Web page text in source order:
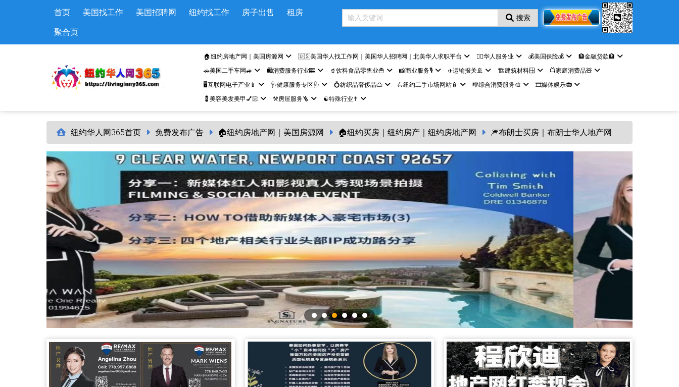
首页 美国找工作 美国招聘网 纽约找工作 房子出售 租房
聚合页
搜索
🏠纽约房地产网｜美国房源网 🇺🇸美国华人找工作网｜美国华人招聘网｜北美华人求职平台 🤵‍♀️华人服务业 💰美国保险💰
🏦金融贷款🏦
🚗美国二手车网🚙
🛍️消费服务行业🎰 🥤饮料食品零售业🍟 📸商业服务🎙️ ✈️运输报关🚢 🏗️建筑材料🪟
📺家庭消费品🧸
🖥️互联网电子产业📱
🩺健康服务专区🩺 💍纺织品奢侈品👜 🛴纽约二手市场网站🧴 🎼综合消费服务🎨
🎞️媒体娱乐📻
💈美容美发美甲💅🏻
⚒️房屋服务🪜 ☯️特殊行业✝️
纽约华人网365首页 免费发布广告 🏠纽约房地产网｜美国房源网 🏠纽约买房｜纽约房产｜纽约房地产网 🎆布朗士买房｜布朗士华人地产网